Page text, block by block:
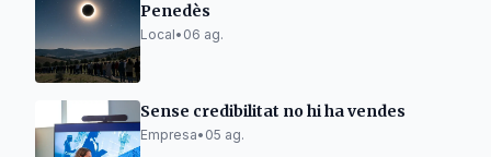
Penedès
Local• 06 ag.
Sense credibilitat no hi ha vendes
Empresa• 05 ag.